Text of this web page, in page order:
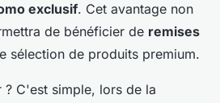
exclusif. Cet avantage non
de bénéficier de remises
sélection de produits premium.
C'est simple, lors de la